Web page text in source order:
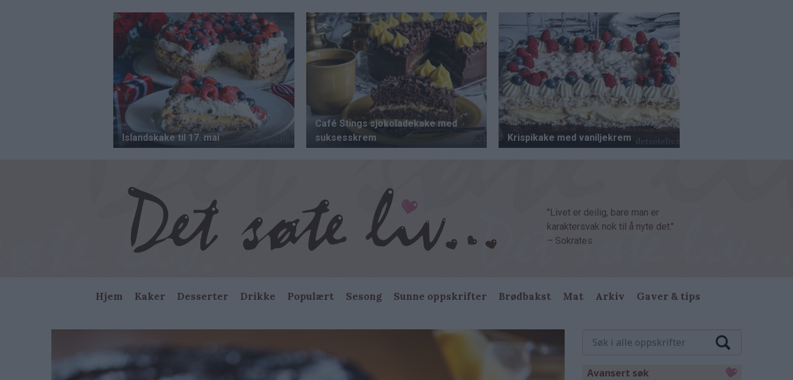
"Livet er deilig, bare man er
karaktersvak nok til å nyte det."
– Sokrates
Main
navigation
Hjem Kaker Desserter Drikke Populært Sesong Sunne oppskrifter Brødbakst Mat Arkiv Gaver & tips
Avansert søk